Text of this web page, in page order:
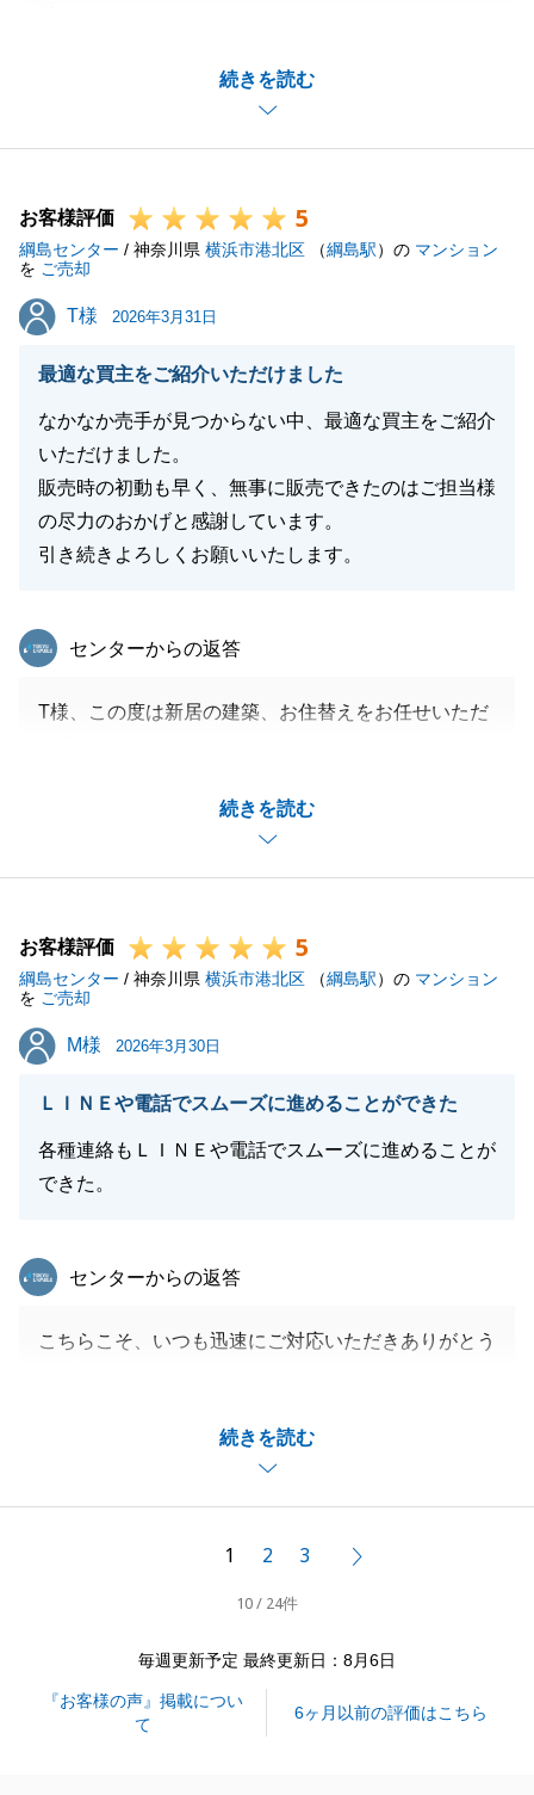
続きを読む
不安なお気持ちにさせてしまいましたこと、心よりお
そのような中でも、お引越し前に無事にお話がまとま
今後、日本へご帰国され、再びお住まいをお探しの機
会がございましたら、ぜひともまたお声がけいただけ
ますと幸いです。
異国の地での新生活、慣れないことも多くあるかと存
K様の益々のご活躍をお祈り申し上げます。
閉じる
お客様評価 5
綱島センター / 神奈川県 横浜市港北区 （綱島駅）の マンション
を ご売却
T様
T様 2026年3月31日
最適な買主をご紹介いただけました
なかなか売手が見つからない中、最適な買主をご紹介
いただけました。
販売時の初動も早く、無事に販売できたのはご担当様
の尽力のおかげと感謝しています。
引き続きよろしくお願いいたします。
続きを読む
東急リバブル
センターからの返答
T様、この度は新居の建築、お住替えをお任せいただ
本当に良かったです。
次回素敵な新居を是非ゆっくり拝見させてください。
今後ともよろしくお願い申し上げます。
閉じる
お客様評価 5
綱島センター / 神奈川県 横浜市港北区 （綱島駅）の マンション
を ご売却
M様
M様 2026年3月30日
ＬＩＮＥや電話でスムーズに進めることができた
各種連絡もＬＩＮＥや電話でスムーズに進めることが
できた。
続きを読む
東急リバブル
センターからの返答
こちらこそ、いつも迅速にご対応いただきありがとう
で、安心して進めることができました。
今後ともどうぞよろしくお願いいたします。
1 2 3
10 / 24件
毎週更新予定 最終更新日：8月6日
『お客様の声』掲載につい
て
6ヶ月以前の評価はこちら